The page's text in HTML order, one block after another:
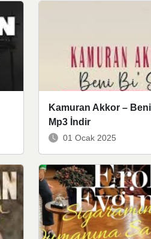
Kamuran Akkor –
Mp3 İndir
01 Ocak 2025